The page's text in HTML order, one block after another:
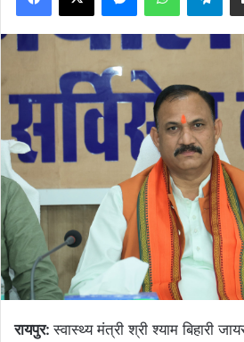
रायपुर:स्वास्थ्य मंत्री श्री श्याम बिहारी